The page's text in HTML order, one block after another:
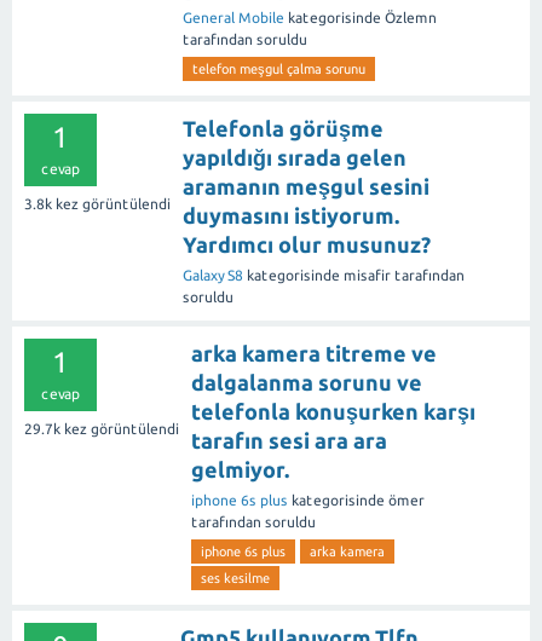
General Mobile kategorisinde Özlemn
tarafından soruldu
telefon meşgul çalma sorunu
1
cevap
3.8k kez görüntülendi
Telefonla görüşme
yapıldığı sırada gelen
aramanın meşgul sesini
duymasını istiyorum.
Yardımcı olur musunuz?
Galaxy S8 kategorisinde misafir tarafından
soruldu
1
cevap
29.7k kez görüntülendi
arka kamera titreme ve
dalgalanma sorunu ve
telefonla konuşurken karşı
tarafın sesi ara ara
gelmiyor.
iphone 6s plus kategorisinde ömer
tarafından soruldu
iphone 6s plus
arka kamera
ses kesilme